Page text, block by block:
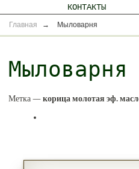
КОНТАКТЫ
Главная → Мыловарня
Мыловарня
Метка —корица молотая эф.